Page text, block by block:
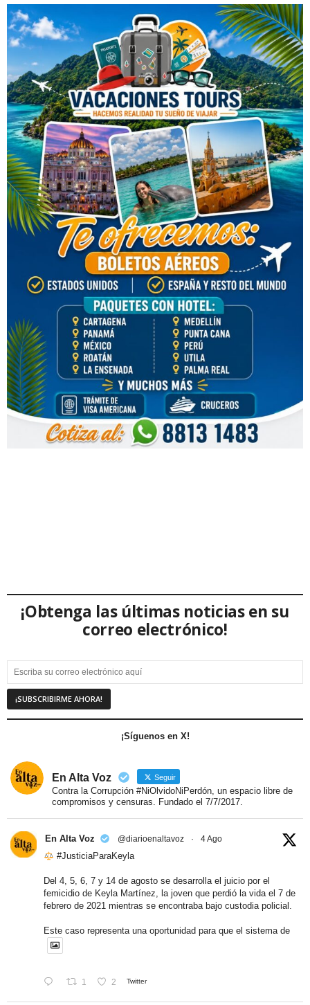
¡Obtenga las últimas noticias en su
correo electrónico!
¡Síguenos en X!
En Alta Voz Seguir
Contra la Corrupción #NiOlvidoNiPerdón, un espacio libre de
compromisos y censuras. Fundado el 7/7/2017.
En Alta Voz @diarioenaltavoz · 4 Ago
#JusticiaParaKeyla
Del 4, 5, 6, 7 y 14 de agosto se desarrolla el juicio por el
femicidio de Keyla Martínez, la joven que perdió la vida el 7 de
febrero de 2021 mientras se encontraba bajo custodia policial.
Este caso representa una oportunidad para que el sistema de
1 2 Twitter